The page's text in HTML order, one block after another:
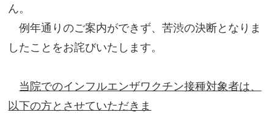
ん。
例年通りのご案内ができず、苦渋の決断となりま
したことをお詫びいたします。
当院でのインフルエンザワクチン接種対象者は、
以下の方とさせていただきま